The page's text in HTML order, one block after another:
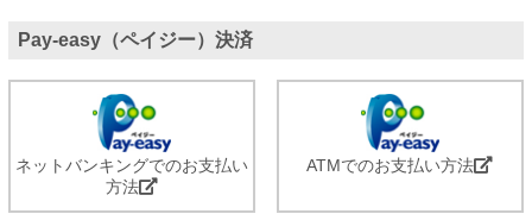
Pay-easy（ペイジー）決済
ネットバンキングでのお支払い
方法
ATMでのお支払い方法